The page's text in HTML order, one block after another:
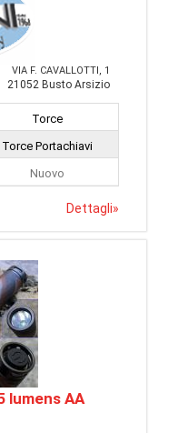
VIA F. CAVALLOTTI, 1
21052 Busto Arsizio
Torce
Torce Portachiavi
Nuovo
Dettagli»
lumens AA